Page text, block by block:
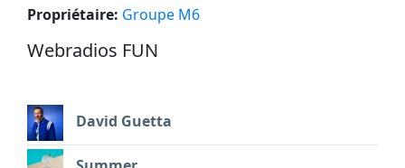
Propriétaire: Groupe M6
Webradios FUN
David Guetta